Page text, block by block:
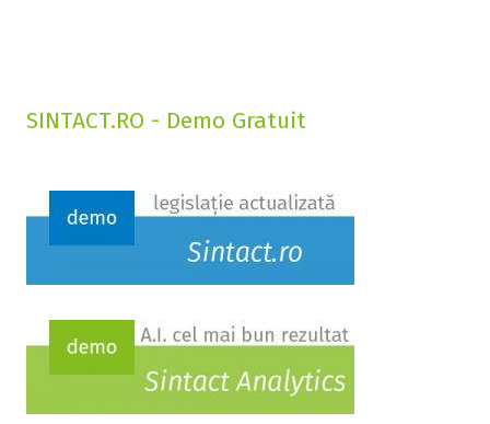
SINTACT.RO - Demo Gratuit